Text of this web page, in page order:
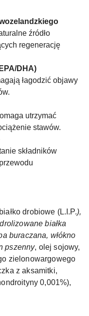
źródło
regenerację
DHA)
łagodzić objawy
utrzymać
stawów.
składników
drobiowe (L.I.P.),
białka
buraczana, włókno
pszenny, olej sojowy,
zielonowargowego
z aksamitki,
0,001%),